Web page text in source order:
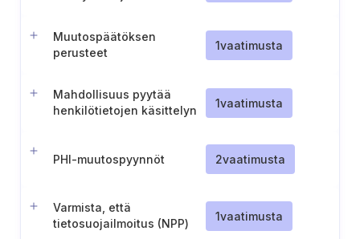
Muutospäätöksen
perusteet
1vaatimusta
Mahdollisuus pyytää
henkilötietojen käsittelyn
1vaatimusta
PHI-muutospyynnöt 2vaatimusta
Varmista, että
tietosuojailmoitus (NPP)
1vaatimusta